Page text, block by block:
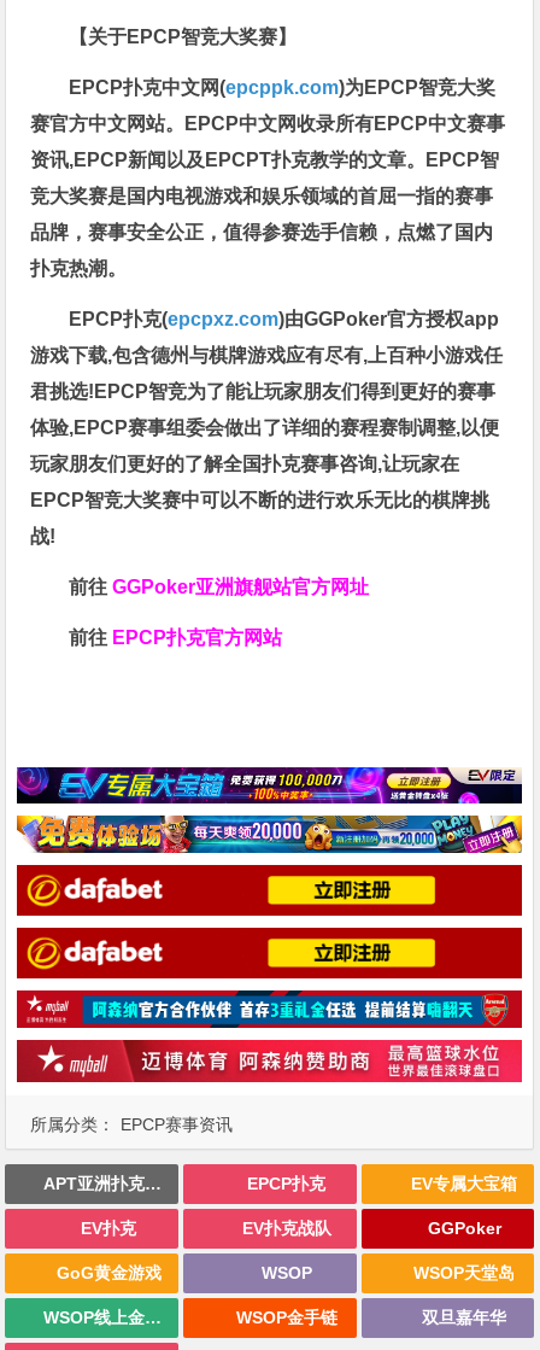
所属分类： EPCP赛事资讯
【关于EPCP智竞大奖赛】
EPCP扑克中文网(epcppk.com)为EPCP智竞大奖
赛官方中文网站。EPCP中文网收录所有EPCP中文赛事
资讯,EPCP新闻以及EPCPT扑克教学的文章。EPCP智
竞大奖赛是国内电视游戏和娱乐领域的首屈一指的赛事
品牌，赛事安全公正，值得参赛选手信赖，点燃了国内
扑克热潮。
EPCP扑克(epcpxz.com)由GGPoker官方授权app
游戏下载,包含德州与棋牌游戏应有尽有,上百种小游戏任
君挑选!EPCP智竞为了能让玩家朋友们得到更好的赛事
体验,EPCP赛事组委会做出了详细的赛程赛制调整,以便
玩家朋友们更好的了解全国扑克赛事咨询,让玩家在
EPCP智竞大奖赛中可以不断的进行欢乐无比的棋牌挑
战!
前往GGPoker亚洲旗舰站官方网址
前往 EPCP扑克官方网站
APT亚洲扑克巡回赛 EPCP扑克 EV专属大宝箱
EV扑克 EV扑克战队 GGPoker
GoG黄金游戏 WSOP WSOP天堂岛
WSOP线上金手链 WSOP金手链 双旦嘉年华